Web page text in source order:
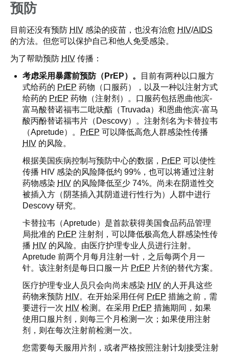
预防
目前还没有预防 HIV 感染的疫苗，也没有治愈 HIV/AIDS
的方法。但您可以保护自己和他人免受感染。
为了帮助预防 HIV 传播：
考虑采用暴露前预防（PrEP）。
目前有两种以口服方
式给药的 PrEP 药物（口服药），以及一种以注射方式
给药的 PrEP 药物（注射剂）。口服药包括恩曲他滨-
富马酸替诺福韦二吡呋酯（Truvada）和恩曲他滨-富马
酸丙酚替诺福韦片（Descovy）。注射剂名为卡替拉韦
（Apretude）。
PrEP 可以降低高危人群感染性传播
HIV 的风险。
根据美国疾病控制与预防中心的数据， PrEP 可以使性
传播 HIV 感染的风险降低约 99%，也可以将通过注射
药物感染 HIV 的风险降低至少 74%。尚未在阴道性交
被插入方（阴茎插入其阴道进行性行为）人群中进行
Descovy 研究。
卡替拉韦（Apretude）是首款获得美国食品药品管理
局批准的 PrEP 注射剂，可以降低极高危人群感染性传
播 HIV 的风险。由医疗护理专业人员进行注射。
Apretude 前两个月每月注射一针，之后每两个月一
针。该注射剂是每日口服一片 PrEP 片剂的替代方案。
医疗护理专业人员只会向尚未感染 HIV 的人开具这些
药物来预防 HIV。在开始采用任何 PrEP 措施之前，需
要进行一次 HIV 检测。在采用 PrEP 措施期间，如果
使用口服片剂，则每三个月检测一次；如果使用注射
剂，则在每次注射前检测一次。
您需要每天服用片剂，或者严格按照注射计划接受注射